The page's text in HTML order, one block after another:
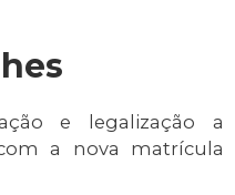
e legalização a
a nova matrícula